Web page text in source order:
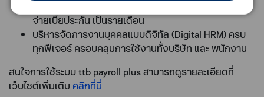
จ่ายเบี้ยประกัน เป็นรายเดือน
บริหารจัดการงานบุคคลแบบดิจิทัล (Digital HRM) ครบ
ทุกฟีเจอร์ ครอบคลุมการใช้งานทั้งบริษัท และ พนักงาน
สนใจการใช้ระบบ ttb payroll plus สามารถดูรายละเอียดที่
เว็บไซต์เพิ่มเติม คลิกที่นี่